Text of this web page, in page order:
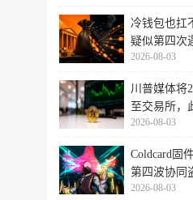
冷钱包也扛
疑似第四次
币失
2026-08-03
川普媒体将
至交易所，
比特
2026-08-03
Coldcard固
第四波协同
462个
2026-08-03